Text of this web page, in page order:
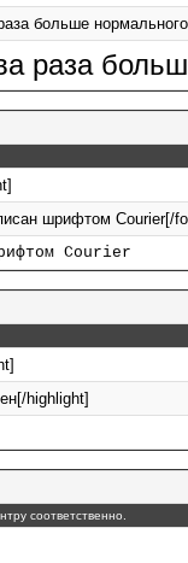
больше
раза
шрифтом Courier[/
Courier
highlight]
соответственно.